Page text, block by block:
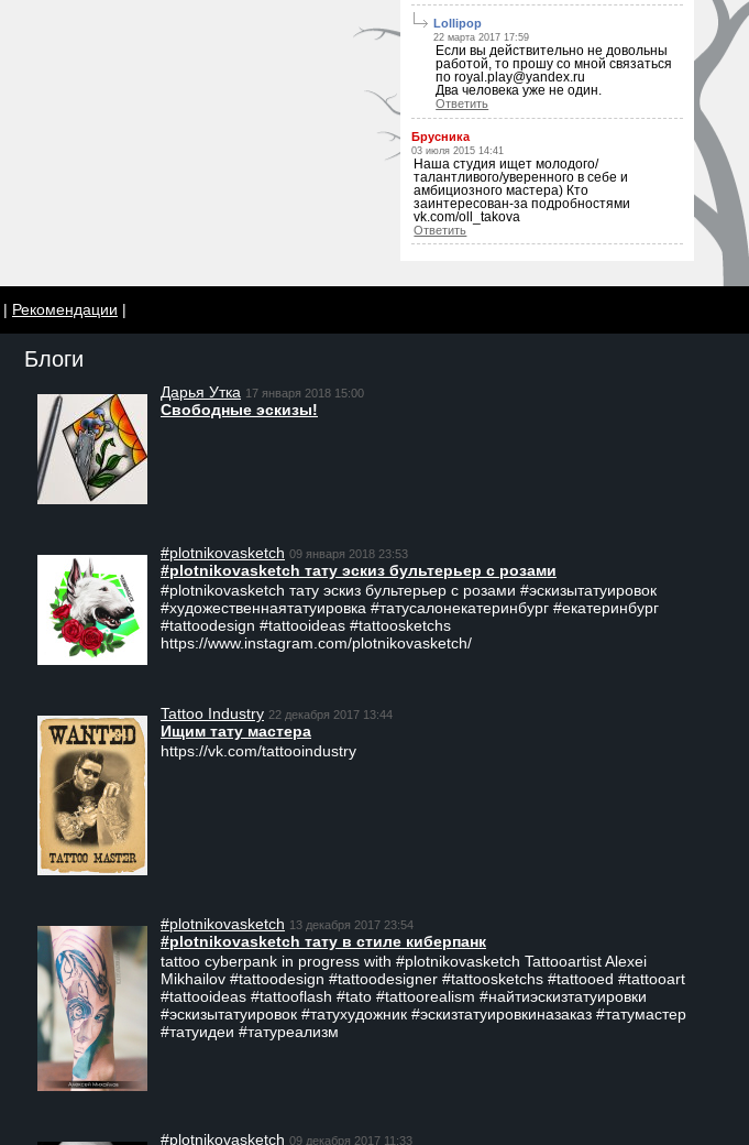
Lollipop
22 марта 2017 17:59
Если вы действительно не довольны
работой, то прошу со мной связаться
по royal.play@yandex.ru
Два человека уже не один.
Ответить
Брусника
03 июля 2015 14:41
Наша студия ищет молодого/
талантливого/уверенного в себе и
амбициозного мастера) Кто
заинтересован-за подробностями
vk.com/oll_takova
Ответить
| Рекомендации |
Блоги
Дарья Утка 17 января 2018 15:00
Свободные эскизы!
#plotnikovasketch 09 января 2018 23:53
#plotnikovasketch тату эскиз бультерьер с розами
#plotnikovasketch тату эскиз бультерьер с розами #эскизытатуировок
#художественнаятатуировка #татусалонекатеринбург #екатеринбург
#tattoodesign #tattooideas #tattoosketchs
https://www.instagram.com/plotnikovasketch/
Tattoo Industry 22 декабря 2017 13:44
Ищим тату мастера
https://vk.com/tattooindustry
#plotnikovasketch 13 декабря 2017 23:54
#plotnikovasketch тату в стиле киберпанк
tattoo cyberpank in progress with #plotnikovasketch Tattooartist Alexei
Mikhailov #tattoodesign #tattoodesigner #tattoosketchs #tattooed #tattooart
#tattooideas #tattooflash #tato #tattoorealism #найтиэскизтатуировки
#эскизытатуировок #татухудожник #эскизтатуировкиназаказ #татумастер
#татуидеи #татуреализм
#plotnikovasketch 09 декабря 2017 11:33